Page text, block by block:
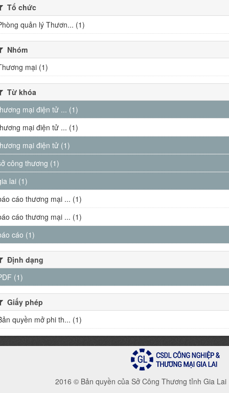
Tổ chức
quản lý Thươn... (1)
Nhóm
mại (1)
Từ khóa
mại điện tử ... (1)
mại điện tử ... (1)
mại điện tử (1)
công thương (1)
lai (1)
cáo thương mại ... (1)
cáo thương mại ... (1)
cáo (1)
Định dạng
(1)
Giấy phép
quyền mở phi th... (1)
2016 © Bản quyền của Sở Công Thương tỉnh Gia Lai